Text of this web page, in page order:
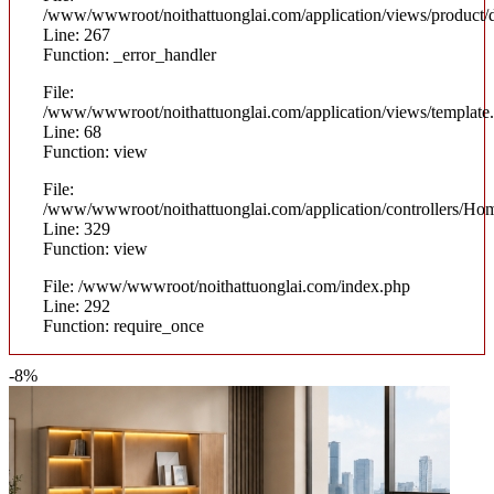
/www/wwwroot/noithattuonglai.com/application/views/product/
Line: 267
Function: _error_handler
File:
/www/wwwroot/noithattuonglai.com/application/views/
Line: 68
Function: view
File:
/www/wwwroot/noithattuonglai.com/application/controllers/
Line: 329
Function: view
File: /www/wwwroot/noithattuonglai.com/index.php
Line: 292
Function: require_once
-8%